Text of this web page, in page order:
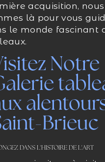
acquisition, nous
là pour vous
le monde fascinant
Notre
Brieuc
DANS L'HISTOIRE DE L'ART